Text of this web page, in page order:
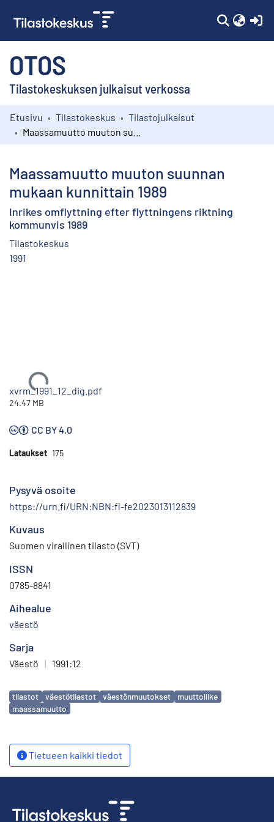
OTOS
Tilastokeskuksen julkaisut verkossa
Kokoelmat
Etusivu Tilastokeskus
Tilastojulkaisut
Maassamuutto muuton suunnan
mukaan kunnittain 1989
Inrikes omflyttning efter flyttningens riktning
kommunvis 1989
Tilastokeskus
1991
Ladataan...
xvrm_1991_12_dig.pdf
24.47 MB
CC BY 4.0
Lataukset 175
Pysyvä osoite
https://urn.fi/URN:NBN:fi-fe2023013112839
Kuvaus
Suomen virallinen tilasto (SVT)
ISSN
0785-8841
Aihealue
väestö
Sarja
Väestö | 1991:12
Avainsanat
tilastot väestötilastot väestönmuutokset
muuttoliike
maassamuutto
Tietueen kaikki tiedot